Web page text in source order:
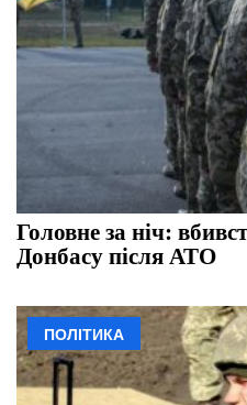
Головне за ніч:
Донбасу після АТО
ПОЛІТИКА